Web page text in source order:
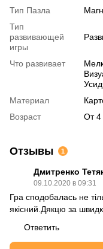
Тип Пазла
Тип
развивающей
игры
Что развивает
Материал
Возраст
От 4
Отзывы 1
Дмитренко
09.10.2020 в 09:31
Гра сподобалась не
якісний.Дякцю за
Ответить